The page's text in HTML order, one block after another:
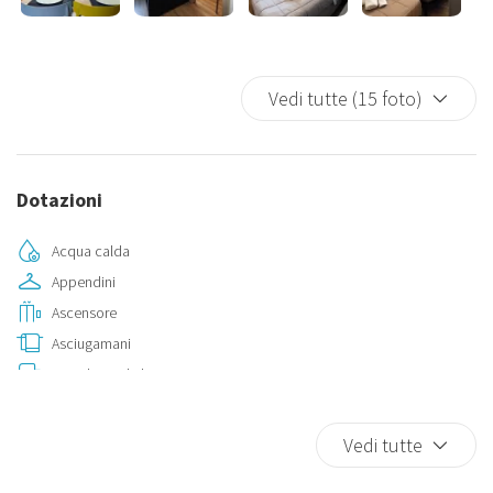
Vedi tutte (15 foto)
Dotazioni
Acqua calda
Appendini
Ascensore
Asciugamani
Biancheria da letto
Vedi tutte